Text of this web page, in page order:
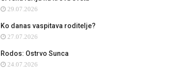
29.07.2026
Ko danas vaspitava roditelje?
27.07.2026
Rodos: Ostrvo Sunca
24.07.2026